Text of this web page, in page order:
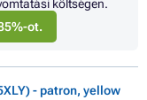
költségen.
ot.
- patron, yellow